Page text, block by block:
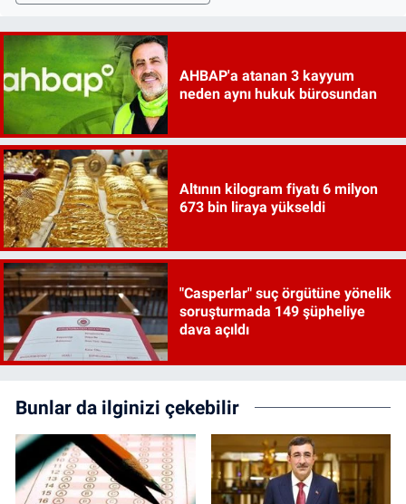
AHBAP'a atanan 3 kayyum
neden aynı hukuk bürosundan
Altının kilogram fiyatı 6 milyon
673 bin liraya yükseldi
"Casperlar" suç örgütüne yönelik
soruşturmada 149 şüpheliye
dava açıldı
Bunlar da ilginizi çekebilir